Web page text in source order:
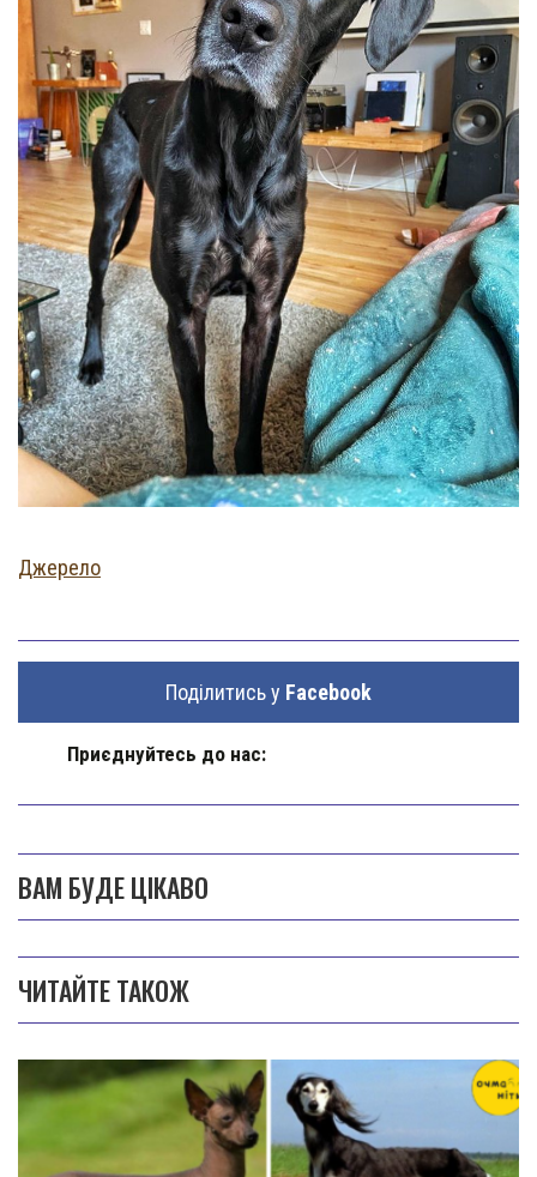
Джерело
Поділитись у Facebook
Приєднуйтесь до нас:
ВАМ БУДЕ ЦІКАВО
ЧИТАЙТЕ ТАКОЖ